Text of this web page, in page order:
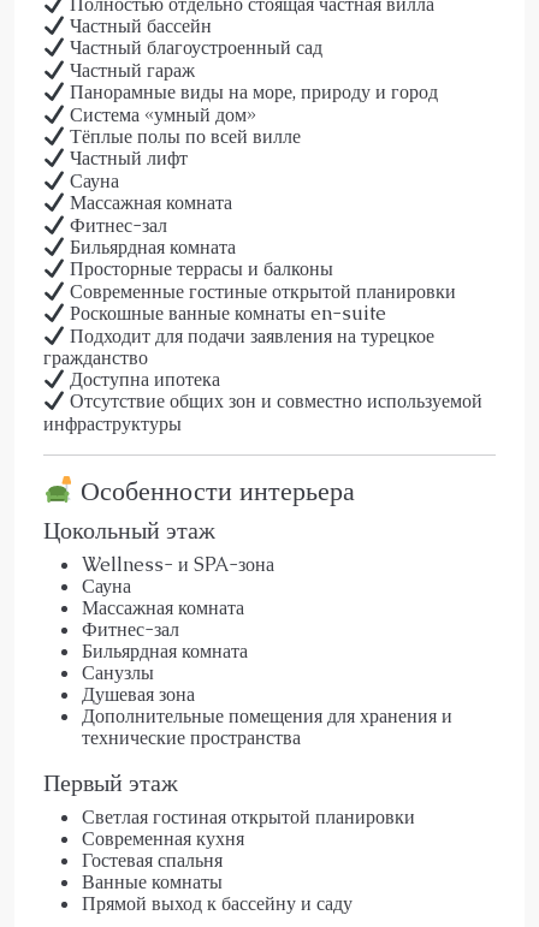
Частный бассейн
Частный благоустроенный сад
Частный гараж
Панорамные виды на море, природу и город
Система «умный дом»
Тёплые полы по всей вилле
Частный лифт
Сауна
Массажная комната
Фитнес-зал
Бильярдная комната
Просторные террасы и балконы
Современные гостиные открытой планировки
Роскошные ванные комнаты en-suite
Подходит для подачи заявления на турецкое
гражданство
Доступна ипотека
Отсутствие общих зон и совместно используемой
инфраструктуры
Особенности интерьера
Цокольный этаж
Wellness- и SPA-зона
Сауна
Массажная комната
Фитнес-зал
Бильярдная комната
Санузлы
Душевая зона
Дополнительные помещения для хранения и
технические пространства
Первый этаж
Светлая гостиная открытой планировки
Современная кухня
Гостевая спальня
Ванные комнаты
Прямой выход к бассейну и саду